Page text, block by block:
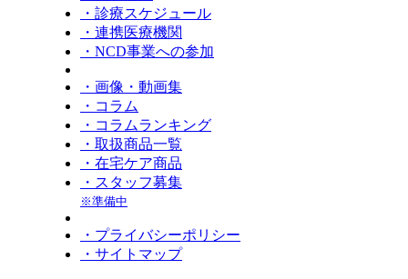
・診療スケジュール
・連携医療機関
・NCD事業への参加
・画像・動画集
・コラム
・コラムランキング
・取扱商品一覧
・在宅ケア商品
・スタッフ募集
※準備中
・プライバシーポリシー
・サイトマップ